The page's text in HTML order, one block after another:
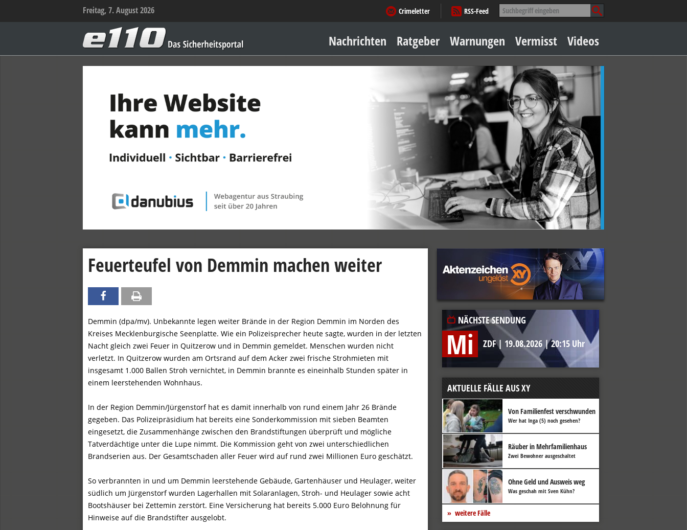
Freitag, 7. August 2026 Suche
nach:
Crimeletter
RSS-Feed
–
Das
Sicherheitsportal
Inhalt
springen
Nachrichten Ratgeber
Sicher zu Hause
Geld & Einkauf
Amore & mehr
Mobiles Leben
Arbeitsleben
Warnungen Vermisst Videos
Feuerteufel von Demmin machen weiter
Demmin (dpa/mv). Unbekannte legen weiter Brände in der Region Demmin im Norden des
Kreises Mecklenburgische Seenplatte. Wie ein Polizeisprecher heute sagte, wurden in der letzten
Nacht gleich zwei Feuer in Quitzerow und in Demmin gemeldet. Menschen wurden nicht
verletzt. In Quitzerow wurden am Ortsrand auf dem Acker zwei frische Strohmieten mit
insgesamt 1.000 Ballen Stroh vernichtet, in Demmin brannte es eineinhalb Stunden später in
einem leerstehenden Wohnhaus.
In der Region Demmin/Jürgenstorf hat es damit innerhalb von rund einem Jahr 26 Brände
gegeben. Das Polizeipräsidium hat bereits eine Sonderkommission mit sieben Beamten
eingesetzt, die Zusammenhänge zwischen den Brandstiftungen überprüft und mögliche
Tatverdächtige unter die Lupe nimmt. Die Kommission geht von zwei unterschiedlichen
Brandserien aus. Der Gesamtschaden aller Feuer wird auf rund zwei Millionen Euro geschätzt.
So verbrannten in und um Demmin leerstehende Gebäude, Gartenhäuser und Heulager, weiter
südlich um Jürgenstorf wurden Lagerhallen mit Solaranlagen, Stroh- und Heulager sowie acht
Bootshäuser bei Zettemin zerstört. Eine Versicherung hat bereits 5.000 Euro Belohnung für
Hinweise auf die Brandstifter ausgelobt.
NÄCHSTE SENDUNG
Mi ZDF| 19.08.2026 |20:15 Uhr
AKTUELLE FÄLLE AUS XY
Von Familienfest verschwunden
Wer hat Inga (5) noch gesehen?
Räuber in Mehrfamilienhaus
Zwei Bewohner ausgeschaltet
Ohne Geld und Ausweis weg
Was geschah mit Sven Kühn?
weitere Fälle